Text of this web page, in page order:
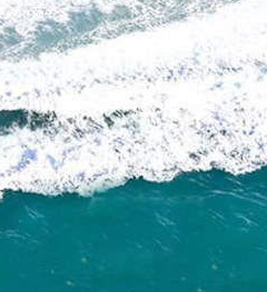
Promos